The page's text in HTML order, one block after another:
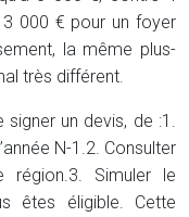
000 € pour un foyer
la même plus-
très différent.
un devis, de :1.
N-1.2. Consulter
région.3. Simuler le
êtes éligible. Cette